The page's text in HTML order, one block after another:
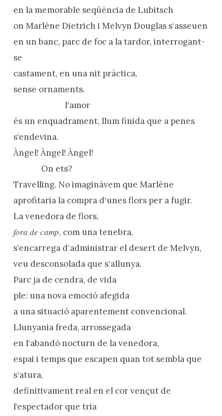
en la memorable seqüència de Lubitsch
on Marlène Dietrich i Melvyn Douglas s‘asseuen
en un banc, parc de foc a la tardor, interrogant-
se
castament, en una nit pràctica,
sense ornaments.
l‘amor
és un enquadrament, llum finida que a penes
s‘endevina.
Àngel! Àngel! Àngel!
On ets?
Travelling. No imaginàvem que Marlène
aprofitaria la compra d‘unes flors per a fugir.
La venedora de flors,
fora de camp, com una tenebra,
s‘encarrega d‘administrar el desert de Melvyn,
veu desconsolada que s‘allunya.
Parc ja de cendra, de vida
ple: una nova emoció afegida
a una situació aparentement convencional.
Llunyania freda, arrossegada
en l‘abandó nocturn de la venedora,
espai i temps que escapen quan tot sembla que
s‘atura,
definitivament real en el cor vençut de
l‘espectador que tria